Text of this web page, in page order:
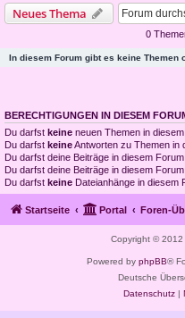
Neues Thema
0
In diesem Forum gibt es keine Themen
BERECHTIGUNGEN IN DIESEM
Du darfst keine neuen Themen in
Du darfst keineAntworten zu Themen in
Du darfst deine Beiträge in diesem Forum
Du darfst deine Beiträge in diesem Forum
Du darfst keine Dateianhänge in diesem
Startseite Portal Foren-
Copyright © 2012
Powered by phpBB®
Deutsche
Datenschutz|